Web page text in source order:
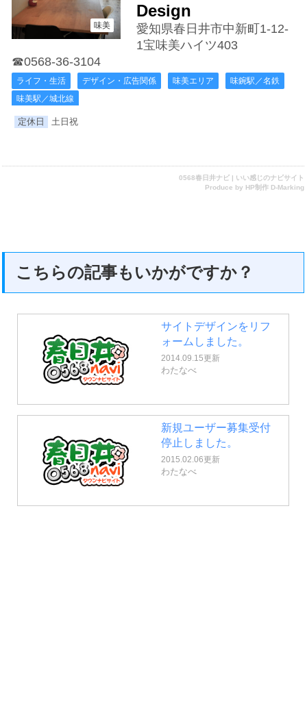
味美
Design
愛知県春日井市中新町1-12-
1宝味美ハイツ403
☎0568-36-3104
ライフ・生活 デザイン・広告関係 味美エリア
味鋺駅／名鉄
味美駅／城北線
定休日 土日祝
0568春日井ナビ | いい感じのナビサイト
Produce by HP制作 D-Marking
こちらの記事もいかがですか？
サイトデザインをリフ
ォームしました。
2014.09.15更新
わたなべ
新規ユーザー募集受付
停止しました。
2015.02.06更新
わたなべ